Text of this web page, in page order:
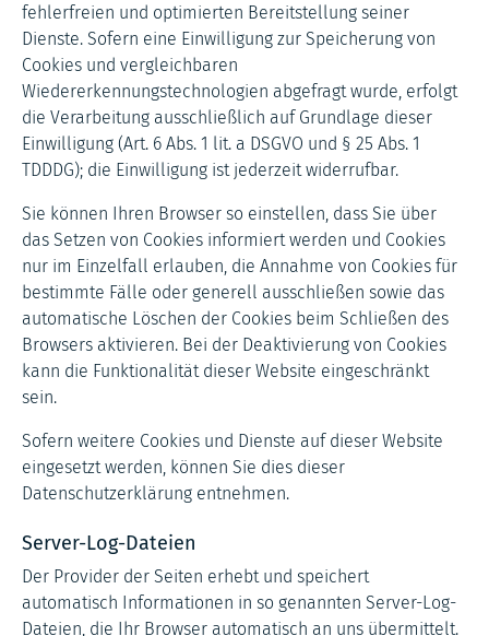
fehlerfreien und optimierten Bereitstellung seiner
Dienste. Sofern eine Einwilligung zur Speicherung von
Cookies und vergleichbaren
Wiedererkennungstechnologien abgefragt wurde, erfolgt
die Verarbeitung ausschließlich auf Grundlage dieser
Einwilligung (Art. 6 Abs. 1 lit. a DSGVO und § 25 Abs. 1
TDDDG); die Einwilligung ist jederzeit widerrufbar.
Sie können Ihren Browser so einstellen, dass Sie über
das Setzen von Cookies informiert werden und Cookies
nur im Einzelfall erlauben, die Annahme von Cookies für
bestimmte Fälle oder generell ausschließen sowie das
automatische Löschen der Cookies beim Schließen des
Browsers aktivieren. Bei der Deaktivierung von Cookies
kann die Funktionalität dieser Website eingeschränkt
sein.
Sofern weitere Cookies und Dienste auf dieser Website
eingesetzt werden, können Sie dies dieser
Datenschutzerklärung entnehmen.
Server-Log-Dateien
Der Provider der Seiten erhebt und speichert
automatisch Informationen in so genannten Server-Log-
Dateien, die Ihr Browser automatisch an uns übermittelt.